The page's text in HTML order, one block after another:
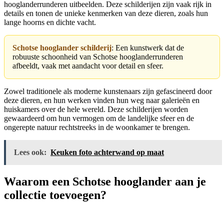
hooglanderrunderen uitbeelden. Deze schilderijen zijn vaak rijk in
details en tonen de unieke kenmerken van deze dieren, zoals hun
lange hoorns en dichte vacht.
Schotse hooglander schilderij: Een kunstwerk dat de
robuuste schoonheid van Schotse hooglanderrunderen
afbeeldt, vaak met aandacht voor detail en sfeer.
Zowel traditionele als moderne kunstenaars zijn gefascineerd door
deze dieren, en hun werken vinden hun weg naar galerieën en
huiskamers over de hele wereld. Deze schilderijen worden
gewaardeerd om hun vermogen om de landelijke sfeer en de
ongerepte natuur rechtstreeks in de woonkamer te brengen.
Lees ook: Keuken foto achterwand op maat
Waarom een Schotse hooglander aan je
collectie toevoegen?